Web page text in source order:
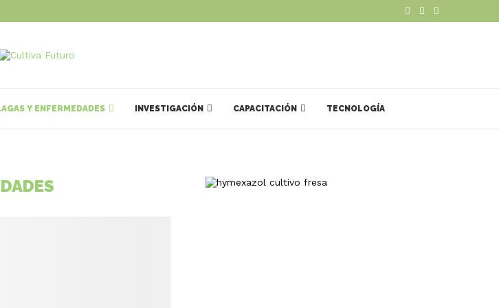
Y ENFERMEDADES INVESTIGACIÓN CAPACITACIÓN TECNOLOGÍA